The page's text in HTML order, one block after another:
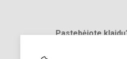
Pastebėjote